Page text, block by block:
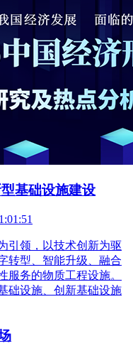
基础设施建设
引领，以技术创新为驱
转型、智能升级、融合
服务的物质工程设施。
础设施、创新基础设施